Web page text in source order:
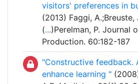
visitors' preferences in
(2013) Faggi, A.;Breuste,
(...)Perelman, P. Journal
Production. 60:182-187
"Constructive feedback.
enhance learning "